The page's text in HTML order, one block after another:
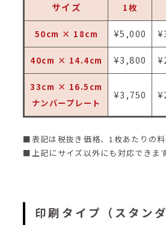
サイズ 1枚
50cm × 18cm ¥5,000
40cm × 14.4cm ¥3,800
33cm × 16.5cm
ナンバープレート
¥3,750
■表記は税抜き価格、1枚あたりの料
■上記にサイズ以外にも対応できます
印刷タイプ（スタン